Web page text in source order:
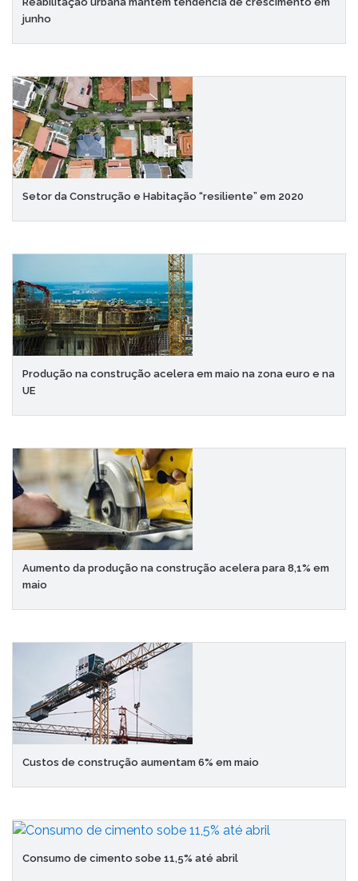
junho
Setor da Construção e Habitação “resiliente” em 2020
Produção na construção acelera em maio na zona euro e na
UE
Aumento da produção na construção acelera para 8,1% em
maio
Custos de construção aumentam 6% em maio
Consumo de cimento sobe 11,5% até abril